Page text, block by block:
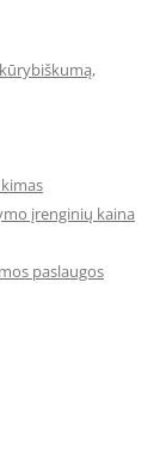
įrenginių kaina
paslaugos